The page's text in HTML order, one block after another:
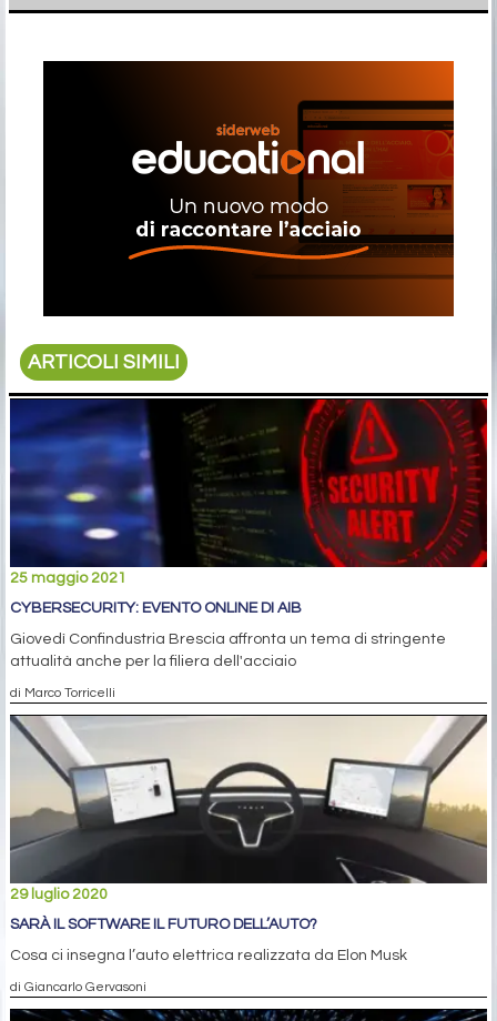
ARTICOLI SIMILI
25 maggio 2021
CYBERSECURITY: EVENTO ONLINE DI AIB
Giovedì Confindustria Brescia affronta un tema di stringente
attualità anche per la filiera dell'acciaio
di Marco Torricelli
29 luglio 2020
SARÀ IL SOFTWARE IL FUTURO DELL’AUTO?
Cosa ci insegna l’auto elettrica realizzata da Elon Musk
di Giancarlo Gervasoni